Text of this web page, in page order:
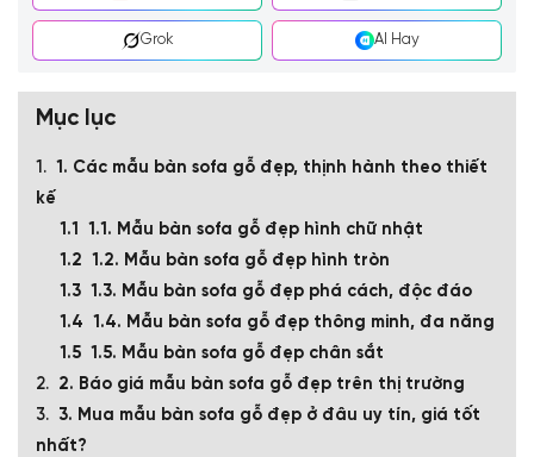
Grok AI Hay
Mục lục
1. Các mẫu bàn sofa gỗ đẹp, thịnh hành theo thiết
kế
1.1. Mẫu bàn sofa gỗ đẹp hình chữ nhật
1.2. Mẫu bàn sofa gỗ đẹp hình tròn
1.3. Mẫu bàn sofa gỗ đẹp phá cách, độc đáo
1.4. Mẫu bàn sofa gỗ đẹp thông minh, đa năng
1.5. Mẫu bàn sofa gỗ đẹp chân sắt
2. Báo giá mẫu bàn sofa gỗ đẹp trên thị trường
3. Mua mẫu bàn sofa gỗ đẹp ở đâu uy tín, giá tốt
nhất?